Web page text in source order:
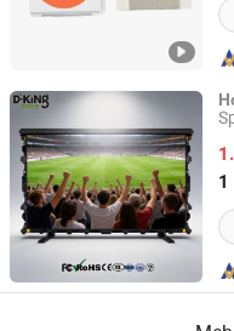
1
Shenzhen D-King
Guangdong, China